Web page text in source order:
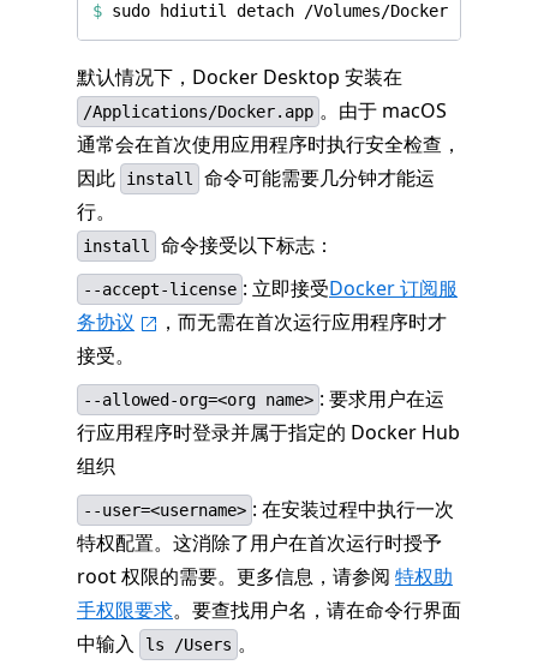
$
默认情况下，Docker Desktop 安装在
/Applications/Docker.app 。由于 macOS
通常会在首次使用应用程序时执行安全检查，
因此
install
命令可能需要几分钟才能运
行。
install 命令接受以下标志：
--accept-license : 立即接受Docker 订阅服
务协议
，而无需在首次运行应用程序时才
接受。
--allowed-org=<org name> : 要求用户在运
行应用程序时登录并属于指定的 Docker Hub
组织
--user=<username> : 在安装过程中执行一次
特权配置。这消除了用户在首次运行时授予
root 权限的需要。更多信息，请参阅 特权助
手权限要求。要查找用户名，请在命令行界面
中输入
ls /Users 。